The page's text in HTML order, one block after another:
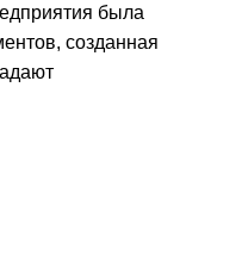
была
созданная